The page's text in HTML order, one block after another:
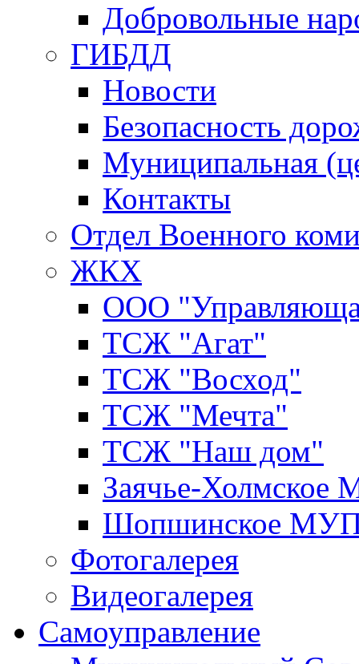
Добровольные
ГИБДД
Новости
Безопасность
Муниципальная
Контакты
Отдел Военного
ЖКХ
ООО
ТСЖ "Агат"
ТСЖ "Восход"
ТСЖ "Мечта"
ТСЖ "Наш дом"
Заячье-
Шопшинское
Фотогалерея
Видеогалерея
Самоуправление